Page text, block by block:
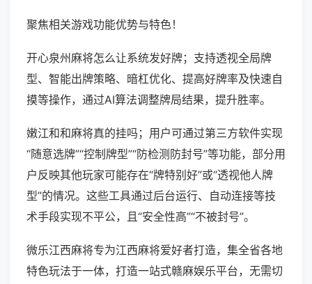
聚焦相关游戏功能优势与特色！
开心泉州麻将怎么让系统发好牌；支持透视全局牌
型、智能出牌策略、暗杠优化、提高好牌率及快速自
摸等操作，通过AI算法调整牌局结果，提升胜率。
嫩江和和麻将真的挂吗；用户可通过第三方软件实现
“随意选牌”“控制牌型”“防检测防封号”等功能，部分用
户反映其他玩家可能存在“牌特别好”或“透视他人牌
型”的情况。这些工具通过后台运行、自动连接等技
术手段实现不平公，且“安全性高”“不被封号”。
微乐江西麻将专为江西麻将爱好者打造，集全省各地
特色玩法于一体，打造一站式赣麻娱乐平台，无需切